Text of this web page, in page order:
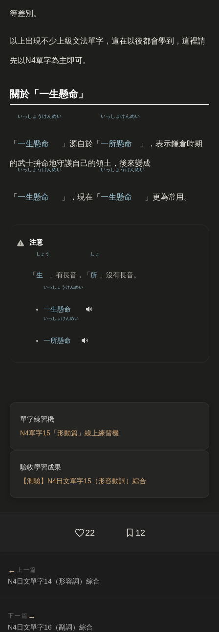
等差別。
以上出現不少上級文法單字，這在以後都會學到，這裡請
先以N4單字為主即可。
關於「一生懸命」
「 一生懸命
いっしょうけんめい
」源自於「 一所懸命
いっしょけんめい
」，表示鎌倉時期
的武士拚命地守護自己的領土，後來變成
「 一生懸命
いっしょうけんめい
」，現在「 一生懸命
いっしょうけんめい
」更為常用。
注意
「 生
しょう
」有長音，「 所
しょ
」沒有長音。
一生懸命
いっしょうけんめい
一所懸命
いっしょけんめい
N4單字15「形動篇」線上練習機
【測驗】N4日文單字15（形容動詞）綜合
22 12
← 上一篇
N4日文單字14（形容詞）綜合
下一篇 →
N4日文單字16（副詞）綜合